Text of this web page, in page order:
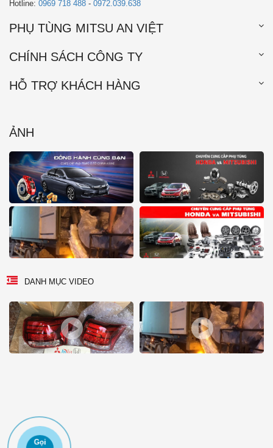
Gọi
Hotline: 0969 718 488 - 0972.039.638
PHỤ TÙNG MITSU AN VIỆT
CHÍNH SÁCH CÔNG TY
HỖ TRỢ KHÁCH HÀNG
ẢNH
DANH MỤC VIDEO